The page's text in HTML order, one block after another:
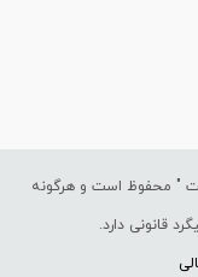
" محفوظ است و هرگونه
قانونی دارد.